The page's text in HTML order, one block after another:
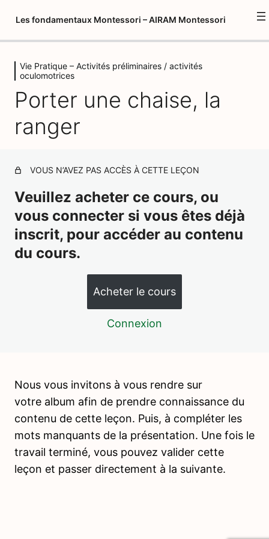
Les fondamentaux Montessori – AIRAM Montessori
Introduction à la formation
Psychopédagogie 1
Environnement préparé
Introduction aux fondamentaux
Montessori
3 leçons, 1 quiz
Vie Pratique – Activités préliminaires
/ activités oculomotrices
S’asseoir sur une chaise
Transporter, rouler, dérouler un tapis
Porter un plateau, une corbeille
Enfiler des perles
Presser une éponge
Ouvrir et fermer des pinces à linge
Visser / dévisser des boulons
Vie Pratique – Activités préliminaires / activités
oculomotrices
Porter une chaise, la
ranger
VOUS N’AVEZ PAS ACCÈS À CETTE LEÇON
Veuillez acheter ce cours, ou
vous connecter si vous êtes déjà
inscrit, pour accéder au contenu
du cours.
Acheter le cours
Connexion
Nous vous invitons à vous rendre sur
votre album afin de prendre connaissance du
contenu de cette leçon. Puis, à compléter les
mots manquants de la présentation. Une fois le
travail terminé, vous pouvez valider cette
leçon et passer directement à la suivante.